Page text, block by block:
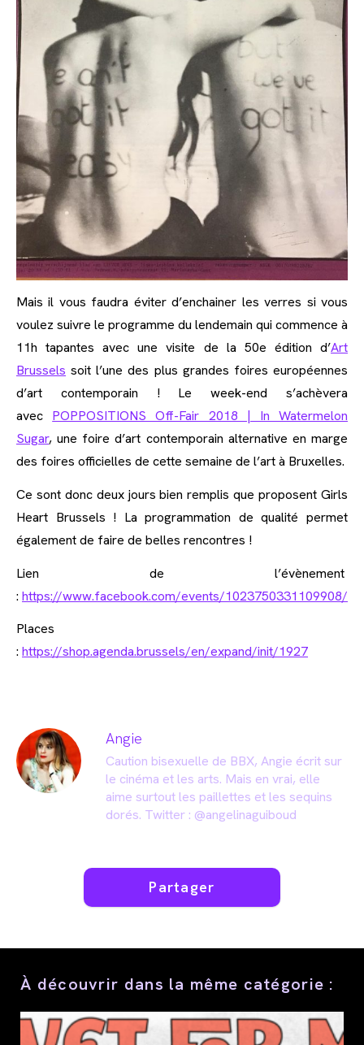
Mais il vous faudra éviter d’enchainer les verres si vous
voulez suivre le programme du lendemain qui commence à
11h tapantes avec une visite de la 50e édition d’Art
Brussels soit l’une des plus grandes foires européennes
d’art contemporain ! Le week-end s’achèvera
avec POPPOSITIONS Off-Fair 2018 | In Watermelon
Sugar, une foire d’art contemporain alternative en marge
des foires officielles de cette semaine de l’art à Bruxelles.
Ce sont donc deux jours bien remplis que proposent Girls
Heart Brussels ! La programmation de qualité permet
également de faire de belles rencontres !
Lien de l’évènement
: https://www.facebook.com/events/1023750331109908/
Places
: https://shop.agenda.brussels/en/expand/init/1927
Angie
Caution bisexuelle de BBX, Angie écrit sur
le cinéma et les arts. Mais en vrai, elle
aime surtout les paillettes et les sequins
dorés. Twitter : @angelinaguiboud
Partager
Partager
À découvrir dans la même catégorie :